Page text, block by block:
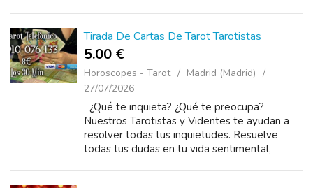
Tirada De Cartas De Tarot Tarotistas
5.00 €
Horoscopes - Tarot
Madrid (Madrid)
27/07/2026
¿Qué te inquieta? ¿Qué te preocupa?
Nuestros Tarotistas y Videntes te ayudan a
resolver todas tus inquietudes. Resuelve
todas tus dudas en tu vida sentimental,